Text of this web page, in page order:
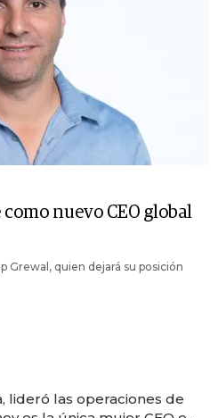
nuevo CEO global
Grewal, quien dejará su posición
lideró las operaciones de